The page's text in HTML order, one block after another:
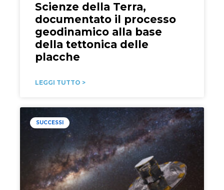
Scienze della Terra,
documentato il processo
geodinamico alla base
della tettonica delle
placche
LEGGI TUTTO >
SUCCESSI